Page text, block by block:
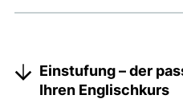
Einstufung – der
Ihren Englischkurs